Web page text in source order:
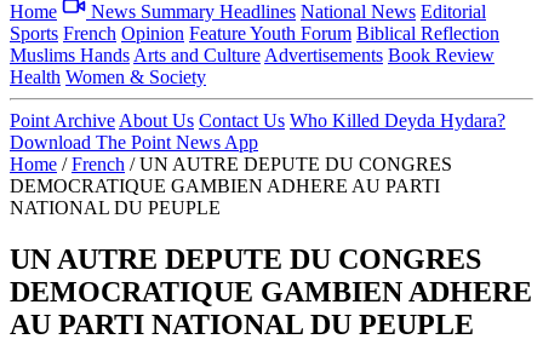
Home News Summary Headlines National News Editorial
Sports French Opinion FeatureYouth Forum Biblical Reflection
Muslims Hands Arts and Culture Advertisements Book Review
Health Women & Society
Point Archive About Us Contact Us Who Killed Deyda Hydara?
Download The Point News App
Home / French / UN AUTRE DEPUTE DU CONGRES
DEMOCRATIQUE GAMBIEN ADHERE AU PARTI
NATIONAL DU PEUPLE
UN AUTRE DEPUTE DU CONGRES
DEMOCRATIQUE GAMBIEN ADHERE
AU PARTI NATIONAL DU PEUPLE